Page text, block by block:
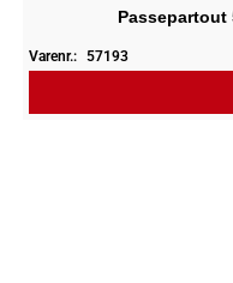
Passepartout
Varenr.: 57193